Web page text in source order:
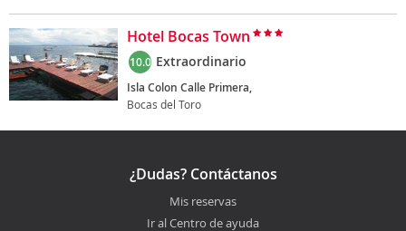
Hotel Bocas Town
10.0 Extraordinario
Isla Colon Calle Primera,
Bocas del Toro
¿Dudas? Contáctanos
Mis reservas
Ir al Centro de ayuda